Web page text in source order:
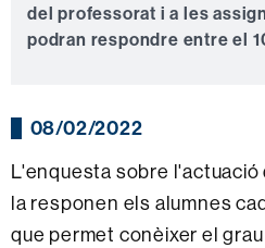
del professorat i a les
podran respondre entre el
08/02/2022
L'enquesta sobre
la responen els alumnes
que permet conèixer el